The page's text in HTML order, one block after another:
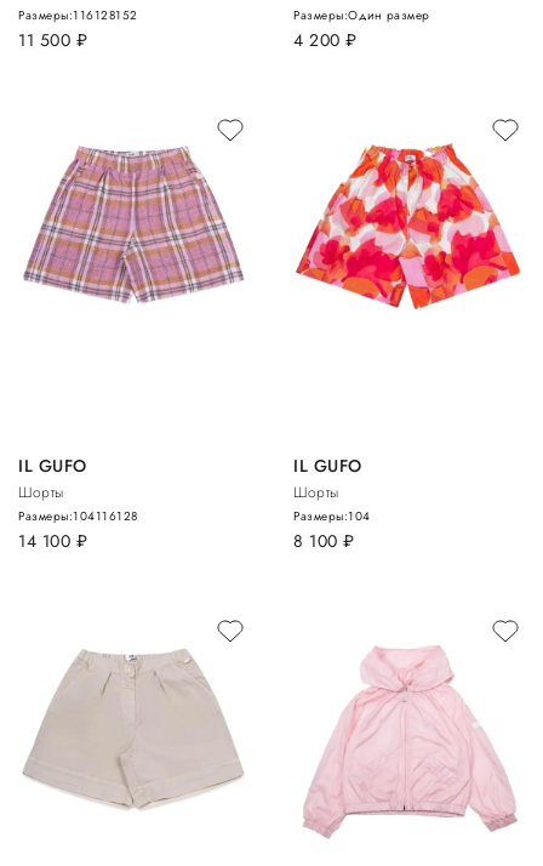
11 500 руб.
Размеры:116128152
4 200 руб.
Размеры:Один размер
IL GUFO
Шорты
14 100 руб.
Размеры:104116128
IL GUFO
Шорты
8 100 руб.
Размеры:104